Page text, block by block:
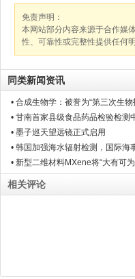
免责声明：
本网站部分内容来源于合作媒
性、可靠性或完整性提供任何
同类新闻资讯
• 合成生物学：被誉为“第三次生物
• 甘南首家县级食品药品检验检测
• 墨子巡天望远镜正式启用
• 韩国加强海水辐射检测，国际海
• 新型二维材料MXene将“大有可为
相关评论